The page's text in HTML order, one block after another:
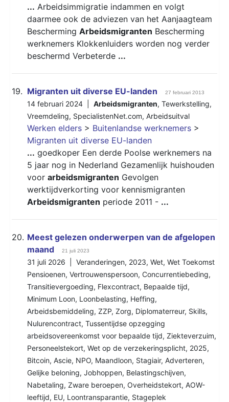
... Arbeidsimmigratie indammen en volgt
daarmee ook de adviezen van het Aanjaagteam
Bescherming Arbeidsmigranten Bescherming
werknemers Klokkenluiders worden nog verder
beschermd Verbeterde ...
19. Migranten uit diverse EU-landen 27 februari 2013
14 februari 2024 | Arbeidsmigranten, Tewerkstelling,
Vreemdeling, SpecialistenNet.com, Arbeidsuitval
Werken elders > Buitenlandse werknemers >
Migranten uit diverse EU-landen
... goedkoper Een derde Poolse werknemers na
5 jaar nog in Nederland Gezamenlijk huishouden
voor arbeidsmigranten Gevolgen
werktijdverkorting voor kennismigranten
Arbeidsmigranten periode 2011 - ...
20. Meest gelezen onderwerpen van de afgelopen
maand
21 juli 2023
31 juli 2026 | Veranderingen, 2023, Wet, Wet Toekomst
Pensioenen, Vertrouwenspersoon, Concurrentiebeding,
Transitievergoeding, Flexcontract, Bepaalde tijd,
Minimum Loon, Loonbelasting, Heffing,
Arbeidsbemiddeling, ZZP, Zorg, Diplomaterreur, Skills,
Nulurencontract, Tussentijdse opzegging
arbeidsovereenkomst voor bepaalde tijd, Ziekteverzuim,
Personeelstekort, Wet op de verzekeringsplicht, 2025,
Bitcoin, Ascie, NPO, Maandloon, Stagiair, Adverteren,
Gelijke beloning, Jobhoppen, Belastingschijven,
Nabetaling, Zware beroepen, Overheidstekort, AOW-
leeftijd, EU, Loontransparantie, Stageplek